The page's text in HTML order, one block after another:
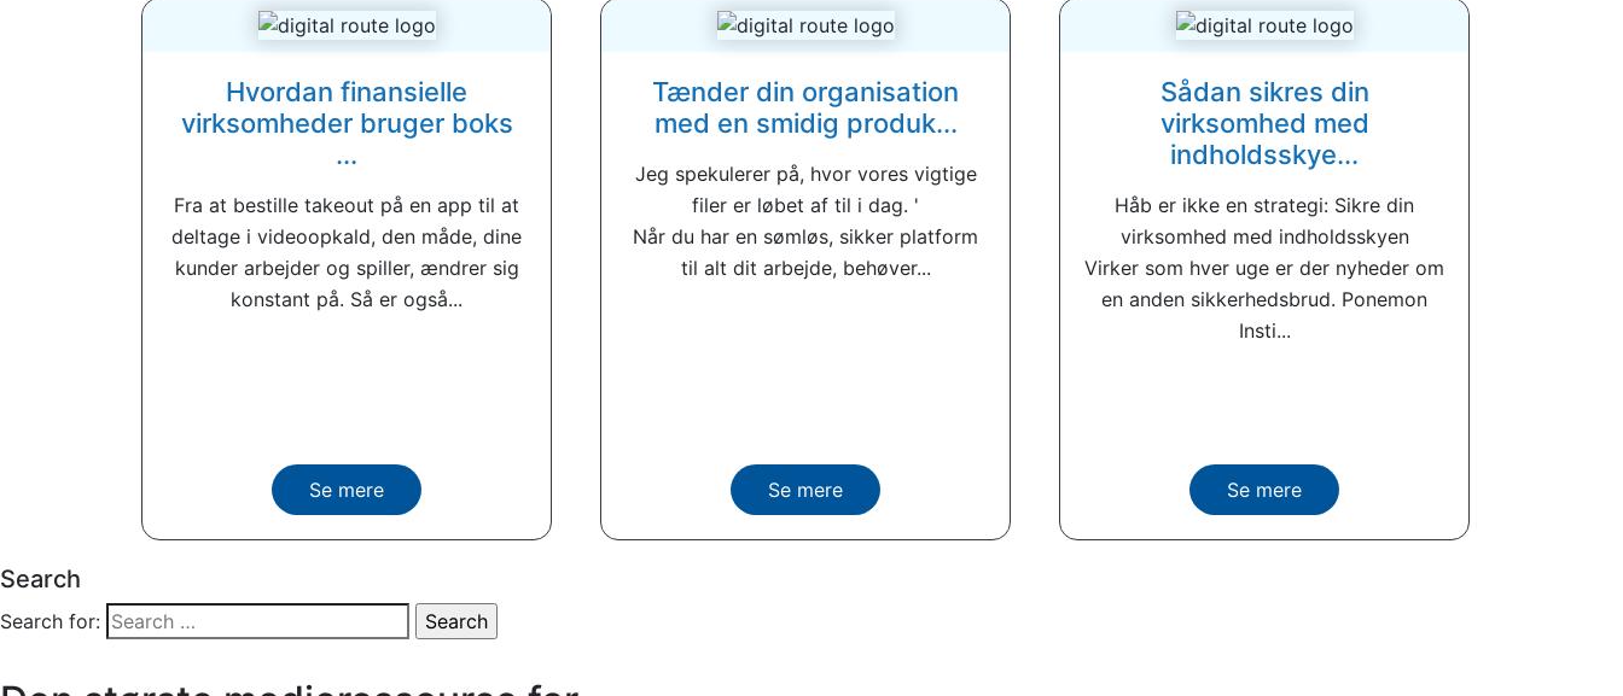
Hvordan finansielle
virksomheder bruger boks
...
Fra at bestille takeout på en app til at
deltage i videoopkald, den måde, dine
kunder arbejder og spiller, ændrer sig
konstant på. Så er også...
Se mere
Tænder din organisation
med en smidig produk...
Jeg spekulerer på, hvor vores vigtige
filer er løbet af til i dag. '
Når du har en sømløs, sikker platform
til alt dit arbejde, behøver...
Se mere
Sådan sikres din
virksomhed med
indholdsskye...
Håb er ikke en strategi: Sikre din
virksomhed med indholdsskyen
Virker som hver uge er der nyheder om
en anden sikkerhedsbrud. Ponemon
Insti...
Se mere
Search
Search for: